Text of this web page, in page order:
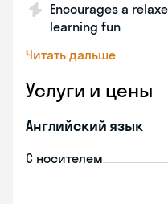
Encourages a
learning fun
Читать дальше
Услуги и цены
Английский язык
С носителем